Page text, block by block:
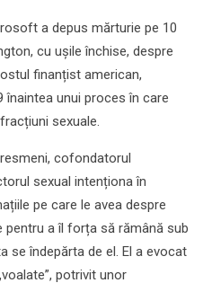
a depus mărturie pe 10
cu ușile închise, despre
finanțist american,
înaintea unui proces în care
sexuale.
cofondatorul
sexual intenționa în
pe care le avea despre
pentru a îl forța să rămână sub
se îndepărta de el. El a evocat
potrivit unor